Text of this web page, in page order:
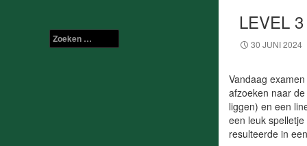
Zoeken
naar:
LEVEL 3
30 JUNI 2024
Vandaag
afzoeken naar
liggen) en een
een leuk
resulteerde in